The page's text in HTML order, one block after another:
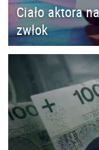
Ciało aktora
zwłok